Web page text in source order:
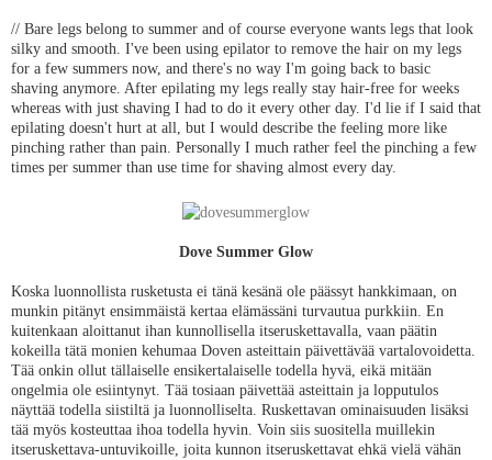
// Bare legs belong to summer and of course everyone wants legs that look
silky and smooth. I've been using epilator to remove the hair on my legs
for a few summers now, and there's no way I'm going back to basic
shaving anymore. After epilating my legs really stay hair-free for weeks
whereas with just shaving I had to do it every other day. I'd lie if I said that
epilating doesn't hurt at all, but I would describe the feeling more like
pinching rather than pain. Personally I much rather feel the pinching a few
times per summer than use time for shaving almost every day.
Dove Summer Glow
Koska luonnollista rusketusta ei tänä kesänä ole päässyt hankkimaan, on
munkin pitänyt ensimmäistä kertaa elämässäni turvautua purkkiin. En
kuitenkaan aloittanut ihan kunnollisella itseruskettavalla, vaan päätin
kokeilla tätä monien kehumaa Doven asteittain päivettävää vartalovoidetta.
Tää onkin ollut tällaiselle ensikertalaiselle todella hyvä, eikä mitään
ongelmia ole esiintynyt. Tää tosiaan päivettää asteittain ja lopputulos
näyttää todella siistiltä ja luonnolliselta. Ruskettavan ominaisuuden lisäksi
tää myös kosteuttaa ihoa todella hyvin. Voin siis suositella muillekin
itseruskettava-untuvikoille, joita kunnon itseruskettavat ehkä vielä vähän